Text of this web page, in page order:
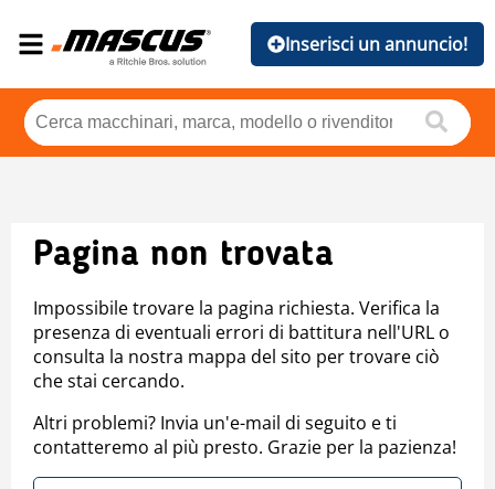
Inserisci un annuncio!
Pagina non trovata
Impossibile trovare la pagina richiesta. Verifica la
presenza di eventuali errori di battitura nell'URL o
consulta la nostra mappa del sito per trovare ciò
che stai cercando.
Altri problemi? Invia un'e-mail di seguito e ti
contatteremo al più presto. Grazie per la pazienza!